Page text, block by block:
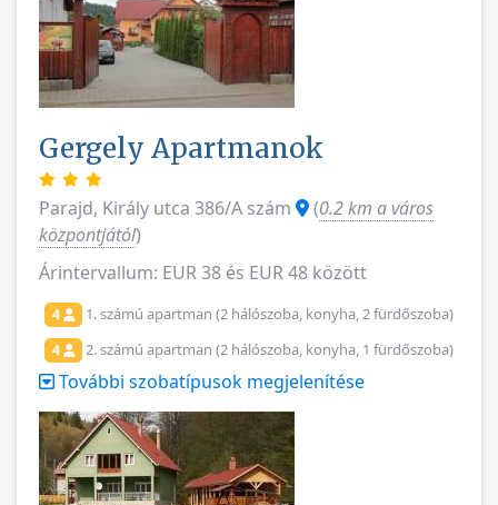
Gergely Apartmanok
Parajd, Király utca 386/A szám (0.2 km a város
központjától)
Árintervallum: EUR 38 és EUR 48 között
4 1. számú apartman (2 hálószoba, konyha, 2 fürdőszoba)
4 2. számú apartman (2 hálószoba, konyha, 1 fürdőszoba)
További szobatípusok megjelenítése